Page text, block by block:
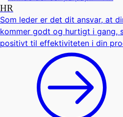
HR
Som leder er det dit ansvar, at
kommer godt og hurtigt i gang,
positivt til effektiviteten i din